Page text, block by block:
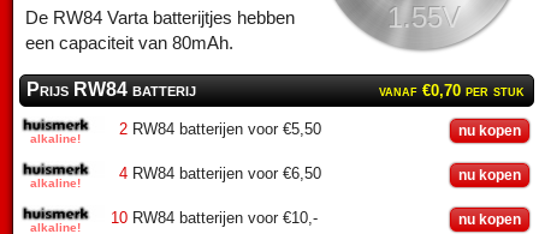
1.55V
De RW84 Varta batterijtjes hebben
een capaciteit van 80mAh.
Prijs RW84 batterij vanaf €0,70 per stuk
2 RW84 batterijen voor €5,50 nu kopen
4 RW84 batterijen voor €6,50 nu kopen
10 RW84 batterijen voor €10,- nu kopen